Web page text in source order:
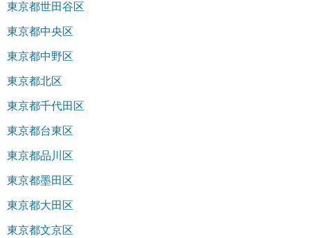
東京都世田谷区
東京都中央区
東京都中野区
東京都北区
東京都千代田区
東京都台東区
東京都品川区
東京都墨田区
東京都大田区
東京都文京区